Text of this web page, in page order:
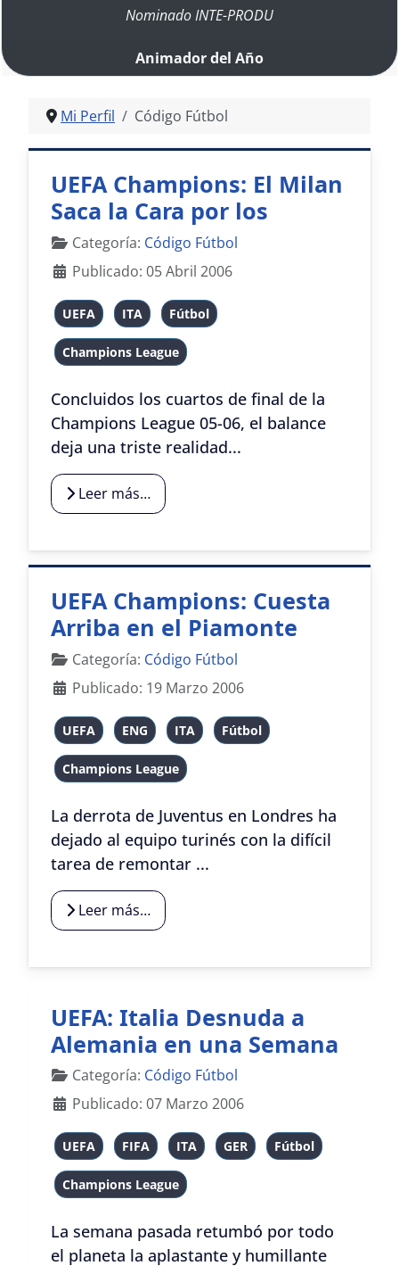
Nominado INTE-PRODU
Animador del Año
Mi Perfil Código Fútbol
UEFA Champions: El Milan
Saca la Cara por los
Italianos
Detalles
Categoría: Código Fútbol
Publicado: 05 Abril 2006
UEFA ITA Fútbol
Champions League
Concluidos los cuartos de final de la
Champions League 05-06, el balance
deja una triste realidad...
Leer más…
UEFA Champions: Cuesta
Arriba en el Piamonte
Detalles
Categoría: Código Fútbol
Publicado: 19 Marzo 2006
UEFA ENG ITA Fútbol
Champions League
La derrota de Juventus en Londres ha
dejado al equipo turinés con la difícil
tarea de remontar ...
Leer más…
UEFA: Italia Desnuda a
Alemania en una Semana
Detalles
Categoría: Código Fútbol
Publicado: 07 Marzo 2006
UEFA FIFA ITA GER Fútbol
Champions League
La semana pasada retumbó por todo
el planeta la aplastante y humillante